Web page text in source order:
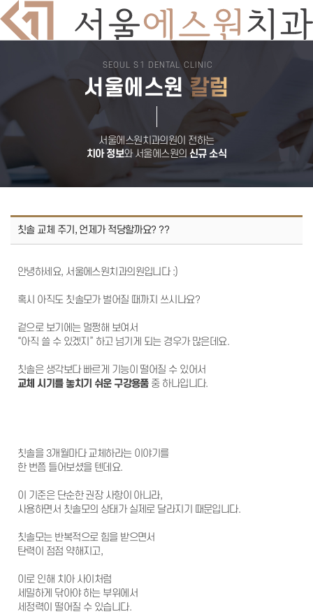
의료진소개
둘러보기
진료시간
서울에스원 특별함
디지털 치과 진료
자연치아 보존원칙
검증된 재료
쾌적한 진료환경
전악 임플란트
임플란트 틀니
돌출입교정
부분교정
덧니교정
중장년교정
장치별교정
라미네이트
잇몸성형
올세라믹
충치치료
고난이도 사랑니 발치
커뮤니티
공지사항
전후사진
SEOUL S1 DENTAL CLINIC
서울에스원칼럼
서울에스원치과의원이 전하는
치아 정보와 서울에스원의 신규 소식
칫솔 교체 주기, 언제가 적당할까요? ??
안녕하세요, 서울에스원치과의원입니다 :)
혹시 아직도 칫솔모가 벌어질 때까지 쓰시나요?
겉으로 보기에는 멀쩡해 보여서
“아직 쓸 수 있겠지” 하고 넘기게 되는 경우가 많은데요.
칫솔은 생각보다 빠르게 기능이 떨어질 수 있어서
교체 시기를 놓치기 쉬운 구강용품중 하나입니다.
칫솔을 3개월마다 교체하라는 이야기를
한 번쯤 들어보셨을 텐데요.
이 기준은 단순한 권장 사항이 아니라,
사용하면서 칫솔모의 상태가 실제로 달라지기 때문입니다.
칫솔모는 반복적으로 힘을 받으면서
탄력이 점점 약해지고,
이로 인해 치아 사이처럼
세밀하게 닦아야 하는 부위에서
세정력이 떨어질 수 있습니다.